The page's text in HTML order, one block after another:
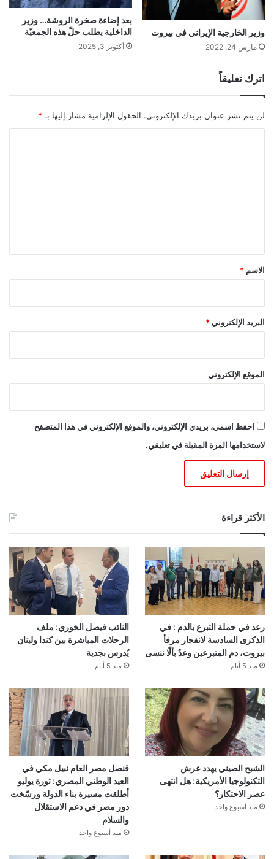
وزير الخارجية الإيراني في بيروت
مارس 24, 2022
بعد إضاءة صخرة الروشة… وزير
الداخلية يطلب حلّ هذه الجمعيّة
أكتوبر 3, 2025
اترك تعليقاً
لن يتم نشر عنوان بريدك الإلكتروني. الحقول الإلزامية مشار إليها بـ *
*
الاسم *
البريد الإلكتروني *
الموقع الإلكتروني
احفظ اسمي، بريدي الإلكتروني، والموقع الإلكتروني في هذا المتصفح
لاستخدامها المرة المقبلة في تعليقي.
الأكثر قراءة
رعد في حملة التبرع بالدم : في
الذكرى السادسة لانفجار مرفأ
بيروت، دم المتبرعين وعدٌ بألّا ننسى
منذ 5 أيام
النائب فيصل الخوري: ملف
الرحلات المباشرة بين كندا ولبنان
يُدرس بجدية
منذ 5 أيام
الشبح الصيني يهدد عرش
التكنولوجيا الأمريكية: هل انتهى
عصر الاحتكار؟
منذ أسبوع واحد
قنصل مصر العام نبيل مكي في
العيد الوطني المصري: ثورة يوليو
أطلقت مسيرة بناء الدولة ورسّخت
دور مصر في دعم الاستقلال
والسلام
منذ أسبوع واحد